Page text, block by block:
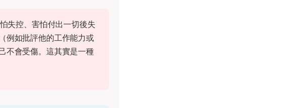
失控、害怕付出一切後失
例如批評他的工作能力或
不會受傷。這其實是一種